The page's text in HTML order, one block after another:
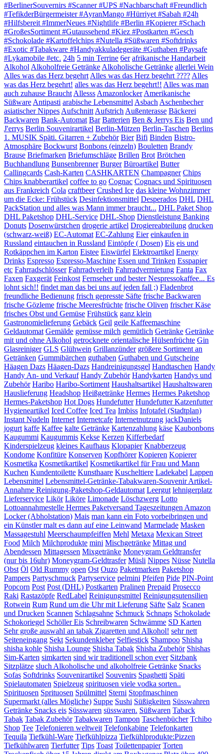
#BerlinerSouvernirs #Scanner #UPS #Nachbarschaft #Freundlich
#TefikderBürgermeister #AyranMango #Hürriyet #Sabah #24h
#Hilfsbereit #ImmerNeues #Nightlife #Berlin #Kopierer #Schach
#GroßesSortiment #Gutaussehend #Kiez #Postkarten #Gesch
#Schokolade #Kartoffelchips #Nutella #Süßwaren #Softdrinks
#Exotic #Tabakware #Handyakkuladegeräte #Guthaben #Paysafe
#Lykamobile #etc. 24h 5 min Terrine 6er afrikanische Handarbeit
Alkohol Alkoholfreie Getränke Alkoholische Getränke allerlei Wein
Alles was das Herz begehrt Alles was das Herz begehrt ???? Alles
was das Herz begehrt! alles was das Herz begehrt!! Alles was man
auch zuhause Braucht Allesss Amazonlocker Amerikanische
Süßware Antipasti arabische Lebensmittel Asbach Aschenbecher
asiatischer Nippes Aufschnitt Aufstrich Außenterasse Bäckerei
Backwaren Bank-Automat Bar Batterien Ben & Jerrys Eis Ben und
J'errys Berlin Souvenirartikel Berlin-Mützen Berlin-Taschen Berlins
1. MUSIK Späti. Gitarren + Zubehör Bier Bifi Binden Bistro-
Atmosphäre Bockwurst Bonbons (einzeln) Bouletten Brandy
Brause Briefmarken Briefumschläge Brillen Brot Brötchen
Buchhandlung Bunsenbrenner Burger Büroartikel Butter
Callingcards Cash-Karten CASHKARTEN Champagner Chips
Chips knabberartikel coffee to go Cognac Cognacs und Spirituosen
aus Frankreich Cola craftbeer Crushed Ice das kleine Wohnzimmer
um die Ecke: Frühstück Desinfektionsmittel Desperados DHL DHL
PackStation und alles was Mann immer braucht... DHL Paket Shop
DHL Paketshop DHL-Service DHL-Shop Dienstleistung Banking
Donuts Dosenwürstchen drogerie artikel Drogiereabteilung drucken
(schwarz-weiß) EC-Automat EC-Zahlung Eier einkaufen in
Russland eintauchen in Russland Eintöpfe ( Dosen) Eis eis und
Rotkäppchen im Karton Eistee Eiswürfel Elektroartikel Energy
Drinks Espresso Espresso-Maschine Essen und Trinken Esspapier
etc Fahrradschlösser Fahrradverleih Fahrradvermietung Fanta Fax
Faxen Faxgerät Feinkost Fernseher und bester Nespressokaffee... Es
lohnt sich!! findet man das bei uns auf jeden fall ;) Fladenbrot
freundliche Bedienung frisch gepresste Säfte frische Backwaren
frische Gözleme frische Meeresfrüchte frische Oliven frischer Käse
frisches Obst und Gemüse Frühstück ganz klein
Gastronomielieferung Gebäck Geil geile Kaffeemaschine
Geldautomat Gemälde gemüsse milch gemütlich Getränke Getränke
mit und ohne Alkohol getrocknete orientalische Hülsenfrüchte Gin
Glasreiniger GLS Glühwein Grillanzünder größere Sortiment an
Getränken Gummibärchen guthaben Guthaben und Gutscheine
Häagen Dazs Häagen-Dazs Handreinigungsgel Handtaschen Handy
Handy An- und Verkauf Handy Zubehör Handykarten Handys und
Zubehör Haribo Haribo-Sortiment Haushaltsartikel Haushaltswaren
Hauslieferung Headshop Heißgetränke Hermes Hermes Paketshop
Hermes-Paketshop Hot Dogs Hundefutter Hundefutter Katzenfutter
Hygieneartikel Iced Coffee Iced Tea Imbiss Infotafel (Stadtplan)
Instant Nudeln Internet Internetcafe Internetnutzung jackDaniels
jogurt kaffe Kaffee kalte Getränke Kartenzahlung käse Kaubonbons
Kaugummi Kaugummis Kekse Kerzen Kifferbedarf
Kinderspielzeug kleines Kaufhaus Klopapier Knabberzeug
Kondome Konfitüre Konserven Kopfhörer Kopieren Kopierer
Kosmetika Kosmetikartikel Kosmetikartikel für Frau und Mann
Kuchen Kundentoilette Kunsthaare Kuscheltiere Ladekabel Lappen
Lebensmittel Lebensmittel-Getränke-Tabakwaren-Souvenir Artikel-
Annahme Reinigung-Paketshop-Geldautomat Leergut lehnigerplatz
Lieferservice Likör Liköre Limonade Löschzwerg Lotto
Lottoannahmestelle Hermes Paketversand Tageszeitungen Amazon
Locker (Abholstation) Mais man kann ein Foto vorbeibringen und
ein Künstler malt es dann auf eine Leinwand Marmelade Masken
Massagestuhl Meerschaumpfeiffen Mehl Metaxa Mexican Street
Food Milch Milchprodukte mini Mischgetränke Mittag und
Abendessen Mittagessen Mixgetränke Moneygram Geldtransfer
(nur bis 16uhr) Moneygram-Geldtrasfer Müsli Nippes Nüsse Nutella
Obst Öl Old Rummy open Ost Ouzo Paketmarken Paketshop
Pampers Partyschmuck Partyservice pelmini Pfeifen Pide PIN-Point
Popcorn Post Post (DHL) Postkarten Pralinen Prepaid Prosecco
Raki Rastazöpfe RedLabel Reinigungsmittel Reinigungsutensilien
Rotwein Rum Rund um die Uhr mit Lieferung Säfte Salz Scanen
und Drucken Scannen Schlagsahne Schmuck Schnaps Schokolade
Schokoriegel Schöller Eis Schreibwaren Schwämme SD Karten
Sehr große auswahl an tabak Zigaretten und Alkohol! sehr nett
Seiteneingang Sekt Sekundenkleber Selfiestick Shampoo Shisha
shisha kohle Shisha Lounge Shisha Tabak Shisha Zubehör Shishas
Sim-Karten simkarten sind wir traditionell schon ever Sitzbank
Sitzplätze sluch Alkoholische und alkoholfreie Getränke Snacks
Sofas Softdrinks Souvenirartikel Souvenirs Spaghetti Späti
Spielautomaten Spielzeug spirituosen viele vodka sorten..
Spirituosen Sprituosen Spülmittel Sterni Stopfmaschinen
Supermarkt (alles Mögliche) Suppe Sushi Süßigkeiten Süsswahren
Getränke Snacks eis Süsswaren süsswaren. Süßwaren Taback
Tabak Tabak Zubehör Tabakwaren Tampon Taschenbücher Tchibo
Shop Tee Telefonieren weltweit Telefonkabine Telefonkarten
Tequila Tiefkühl-Ware Tiefkühlpizza Tiefkühlprodukte:Pizzen
Tiefkühlwaren Tierfutter Tips Toast Toilettenpapier Torten